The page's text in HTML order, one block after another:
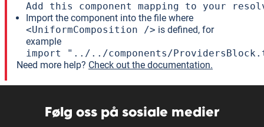
Add this component mapping to your
Import the component into the file where
<UniformComposition /> is defined, for
example
import "../../components/
Need more help? Check out the documentation.
Følg oss på sosiale medier